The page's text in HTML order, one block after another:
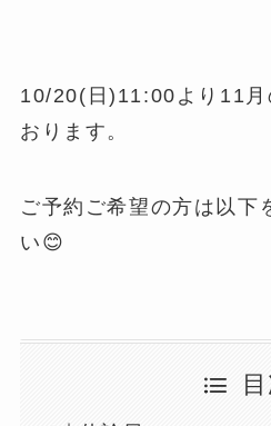
10/20(日)11:00より11月
おります。
ご予約ご希望の方は以下
い😊